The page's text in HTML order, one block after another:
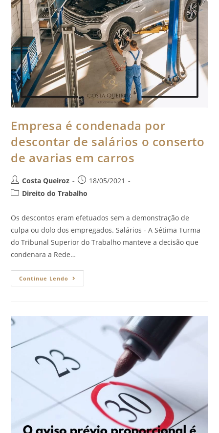
Empresa é condenada por
descontar de salários o conserto
de avarias em carros
Costa Queiroz
18/05/2021
Direito do Trabalho
Os descontos eram efetuados sem a demonstração de
culpa ou dolo dos empregados. Salários - A Sétima Turma
do Tribunal Superior do Trabalho manteve a decisão que
condenara a Rede…
Continue Lendo